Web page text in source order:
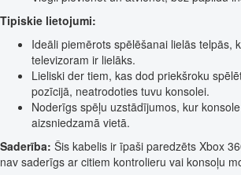
Tipiskie lietojumi:
Ideāli piemērots spēlēšanai lielās telpās,
televizoram ir lielāks.
Lieliski der tiem, kas dod priekšroku
pozīcijā, neatrodoties tuvu konsolei.
Noderīgs spēļu uzstādījumos, kur
aizsniedzamā vietā.
Saderība: Šis kabelis ir īpaši paredzēts Xbox
nav saderīgs ar citiem kontrolieru vai konsoļu